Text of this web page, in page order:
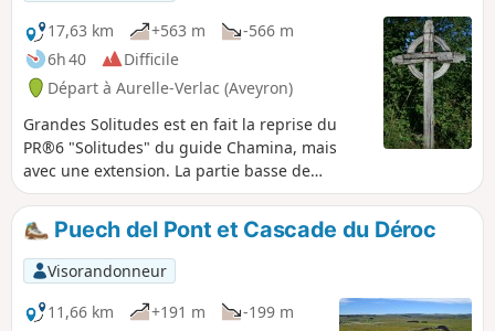
Nous amorçons la descente en
contemplation devant des horizons multiples
et infiniment profonds.
17,63 km
+563 m
-566 m
6h 40
Difficile
Départ à Aurelle-Verlac (Aveyron)
Grandes Solitudes est en fait la reprise du
PR®6 "Solitudes" du guide Chamina, mais
avec une extension. La partie basse de
Solitude du guide Chamina étant
impraticable. Le départ se fait des Mazes vers
le Nord, puis vous allez progressivement
emprunter la draille de la transhumance et
bientôt la tête de plus en plus dans le ciel
vous allez gagner 300m d'altitude et des
Puech del Pont et Cascade du Déroc
Visorandonneur
11,66 km
+191 m
-199 m